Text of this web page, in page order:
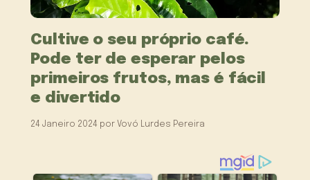
Cultive o seu próprio café.
Pode ter de esperar pelos
primeiros frutos, mas é fácil
e divertido
24 Janeiro 2024 por Vovó Lurdes Pereira